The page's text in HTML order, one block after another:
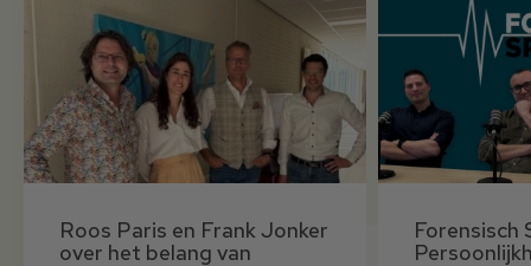
Roos Paris en Frank Jonker
over het belang van
Forensisch